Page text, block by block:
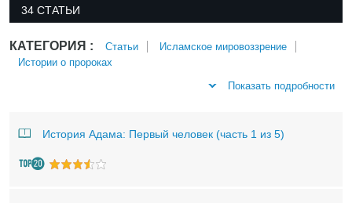
34 СТАТЬИ
КАТЕГОРИЯ : Статьи
Исламское мировоззрение
Истории о пророках
Показать подробности
История Адама: Первый человек (часть 1 из 5)